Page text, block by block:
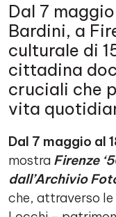
Dal 7
Bardini, a
culturale di
cittadina
cruciali che
vita
Dal 7 maggio al
mostra Firenze
dall’Archivio
che, attraverso le